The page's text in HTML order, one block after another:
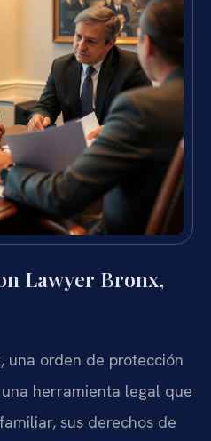
Lawyer Bronx,
una orden de protección
herramienta legal que
sus derechos de